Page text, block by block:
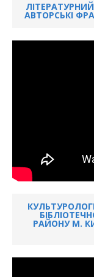
АВТОРСЬКІ
РАЙОНУ М.